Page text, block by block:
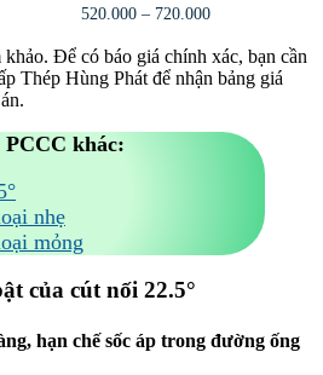
520.000 – 720.000
Để có báo giá chính xác, bạn cần
Thép Hùng Phát để nhận bảng giá
PCCC khác:
nhẹ
mỏng
của cút nối 22.5°
hạn chế sốc áp trong đường ống